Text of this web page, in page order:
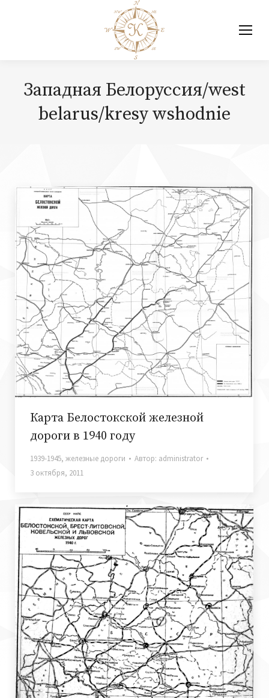
Западная Белоруссия/west
belarus/kresy wshodnie
Карта Белостокской железной
дороги в 1940 году
1939-1945, железные дороги Автор: administrator
3 октября, 2011